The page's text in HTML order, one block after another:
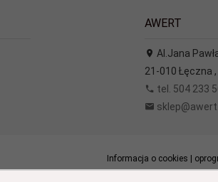
AWERT
Al.Jana
21-010 Łęczna ,
tel. 504 233
Informacja o cookies